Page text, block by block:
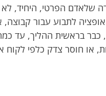
שלאדם הפרטי, היחיד,
לתבוע עבור
כבר בראשית ההליך, עד
או חוסר צדק כלפי